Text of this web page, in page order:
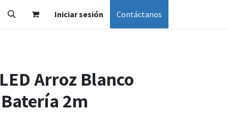
Iniciar sesión Contáctanos
Arroz Blanco
2m